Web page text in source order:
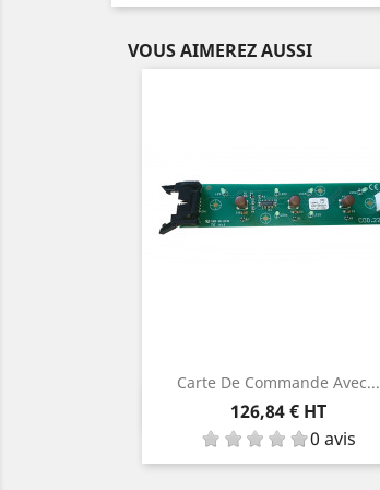
VOUS AIMEREZ AUSSI
Carte De Commande Avec...
Prix
126,84 € HT
0 avis